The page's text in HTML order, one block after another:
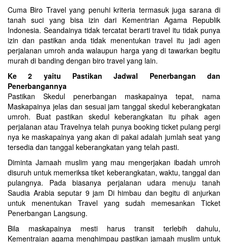
Cuma Biro Travel yang penuhi kriteria termasuk juga sarana di
tanah suci yang bisa izin dari Kementrian Agama Republik
Indonesia. Seandainya tidak tercatat berarti travel itu tidak punya
izin dan pastikan anda tidak menentukan travel itu jadi agen
perjalanan umroh anda walaupun harga yang di tawarkan begitu
murah di banding dengan biro travel yang lain.
Ke 2 yaitu Pastikan Jadwal Penerbangan dan
Penerbangannya
Pastikan Skedul penerbangan maskapainya tepat, nama
Maskapainya jelas dan sesuai jam tanggal skedul keberangkatan
umroh. Buat pastikan skedul keberangkatan itu pihak agen
perjalanan atau Travelnya telah punya booking ticket pulang pergi
nya ke maskapainya yang akan di pakai adalah jumlah seat yang
tersedia dan tanggal keberangkatan yang telah pasti.
Diminta Jamaah muslim yang mau mengerjakan ibadah umroh
disuruh untuk memeriksa tiket keberangkatan, waktu, tanggal dan
pulangnya. Pada biasanya perjalanan udara menuju tanah
Saudia Arabia seputar 9 jam Di himbau dan begitu di anjurkan
untuk menentukan Travel yang sudah memesankan Ticket
Penerbangan Langsung.
Bila maskapainya mesti harus transit terlebih dahulu,
Kementraian agama menghimpau pastikan jamaah muslim untuk